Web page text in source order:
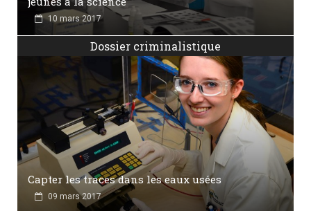
10 mars 2017
Dossier criminalistique
Capter les traces dans les eaux usées
09 mars 2017